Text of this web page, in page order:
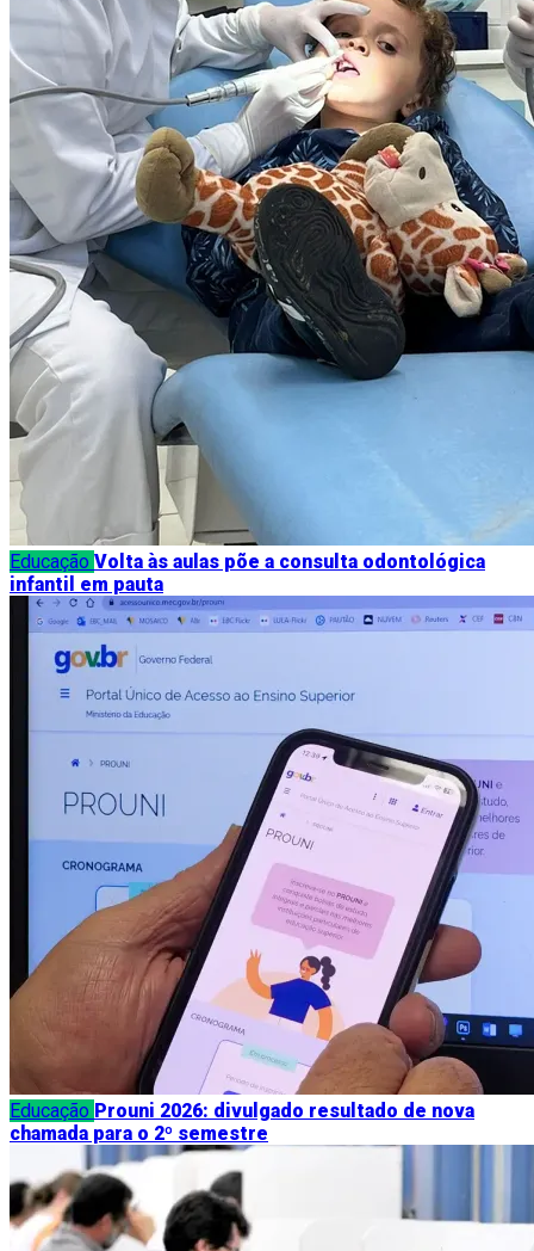
Educação Volta às aulas põe a consulta odontológica
infantil em pauta
Educação Prouni 2026: divulgado resultado de nova
chamada para o 2º semestre